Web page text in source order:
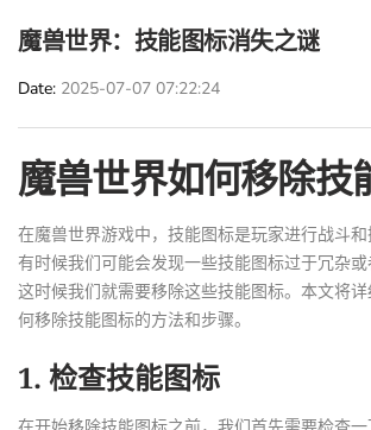
魔兽世界：技能图标消失之谜
Date 2025-07-07 07:22:24
魔兽世界如何移除技
在魔兽世界游戏中，技能图标是玩家进行战斗和
有时候我们可能会发现一些技能图标过于冗杂或
这时候我们就需要移除这些技能图标。本文将
何移除技能图标的方法和步骤。
1. 检查技能图标